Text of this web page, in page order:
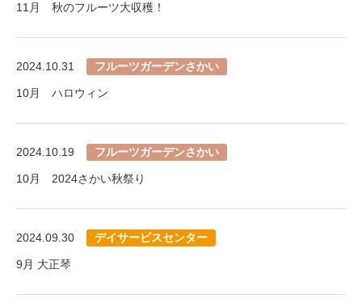
11月 秋のフルーツ大収穫！
2024.10.31 フルーツガーデンさかい
10月 ハロウィン
2024.10.19 フルーツガーデンさかい
10月 2024さかい秋祭り
2024.09.30 デイサービスセンター
9月 大正琴